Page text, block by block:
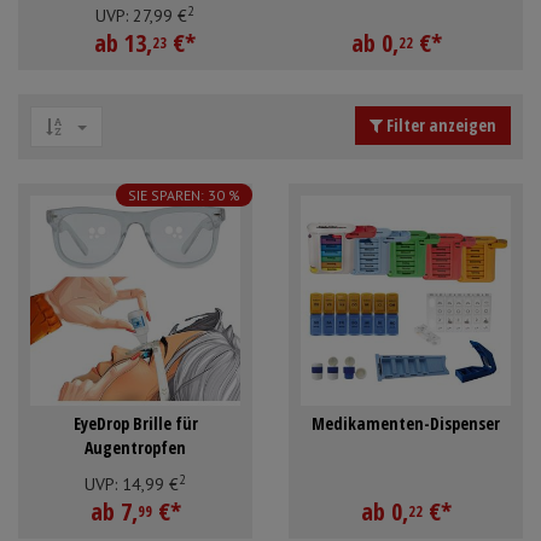
Mundpflege & Mundhygiene
UVP: 27,99 €2
ab 13,23 €* ab 0,22 €*
Filter anzeigen
EyeDrop Brille für
Augentropfen
UVP: 14,99 €2
ab 7,99 €*
SIE SPAREN: 30 %
Medikamenten-Dispenser
ab 0,22 €*